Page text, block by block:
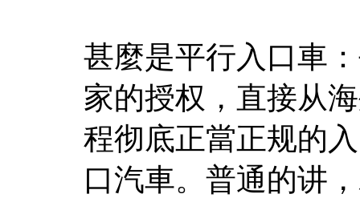
甚麼是平行入口車
家的授权，直接从
程彻底正當正规的
口汽車。普通的讲